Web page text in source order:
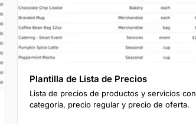
Plantilla de Lista de Precios
Lista de precios de productos y servicios con
categoría, precio regular y precio de oferta.